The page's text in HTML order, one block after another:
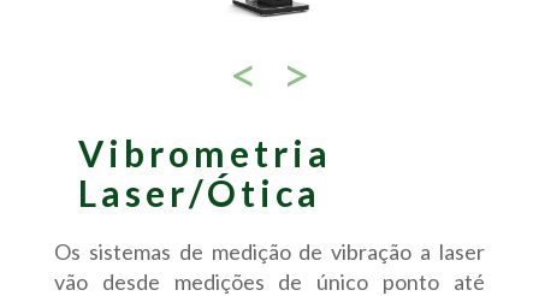
< >
Vibrometria
Laser/Ótica
Os sistemas de medição de vibração a laser
vão desde medições de único ponto até